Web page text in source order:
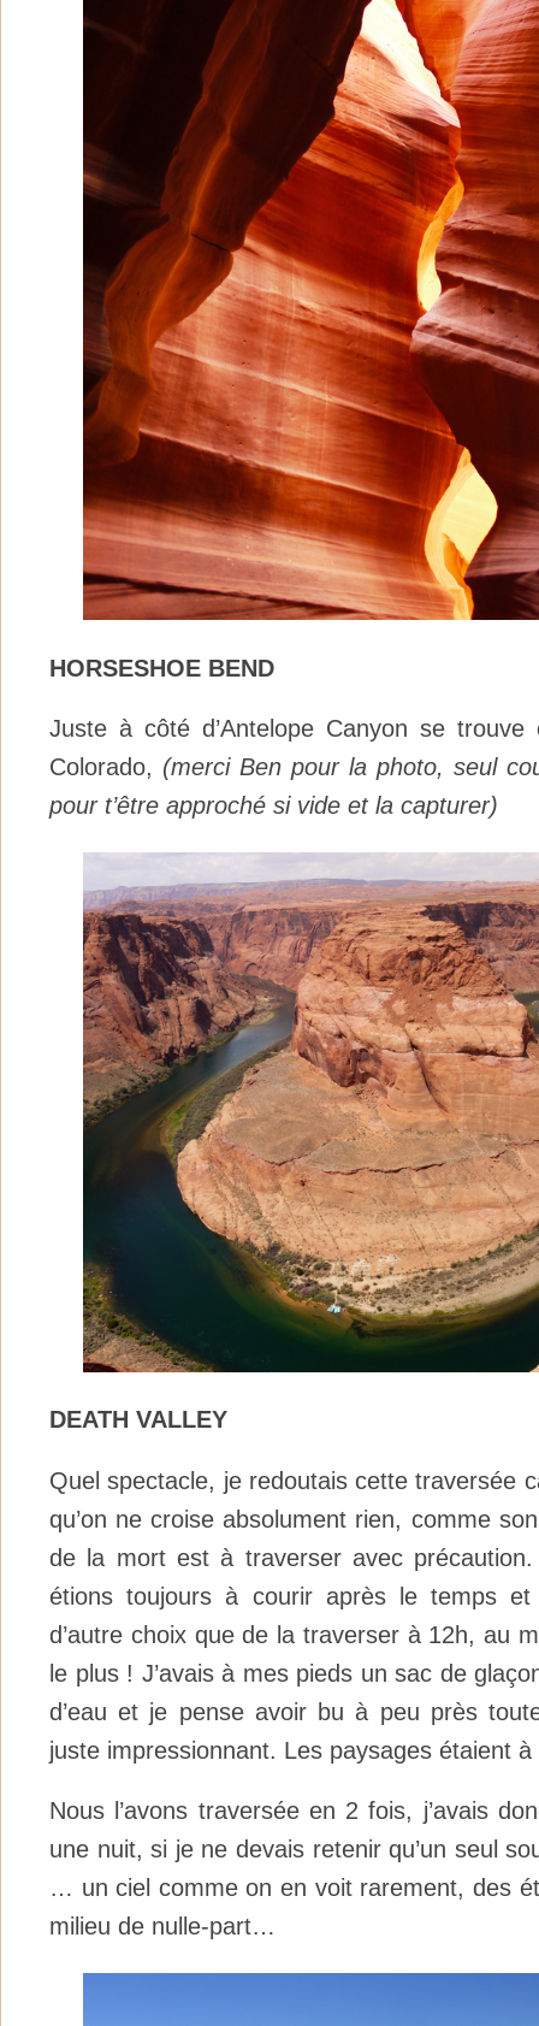
HORSESHOE BEND
Juste à côté d’Antelope Canyon se
Colorado, (merci Ben pour la photo, seul
pour t’être approché si vide et la capturer)
DEATH VALLEY
Quel spectacle, je redoutais cette traversée
qu’on ne croise absolument rien, comme
de la mort est à traverser avec
étions toujours à courir après le temps et
d’autre choix que de la traverser à 12h, au
le plus ! J’avais à mes pieds un sac de
d’eau et je pense avoir bu à peu près
juste impressionnant. Les paysages étaient
Nous l’avons traversée en 2 fois, j’avais
une nuit, si je ne devais retenir qu’un seul
… un ciel comme on en voit rarement, des
milieu de nulle-part…